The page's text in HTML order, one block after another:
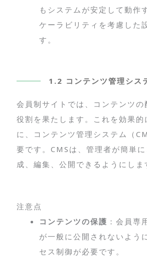
もシステムが安定して動作
ケーラビリティを考慮した
す。
1.2 コンテンツ管理シス
会員制サイトでは、コンテンツの
役割を果たします。これを効果的
に、コンテンツ管理システム（
要です。CMSは、管理者が簡単
成、編集、公開できるようにしま
注意点
コンテンツの保護 ：会員専
が一般に公開されないよう
セス制御が必要です。